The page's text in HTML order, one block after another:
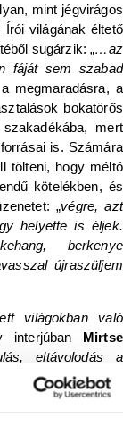
mint jégvirágos
Írói világának éltető
sugárzik: „…az
fáját sem szabad
megmaradásra, a
bokatörős
mert
is. Számára
tölteni, hogy méltó
kötelékben, és
„végre, azt
helyette is éljek.
berkenye
újraszüljem
világokban való
Mirtse
eltávolodás a
” ABölcsőmben
alatt íródott,